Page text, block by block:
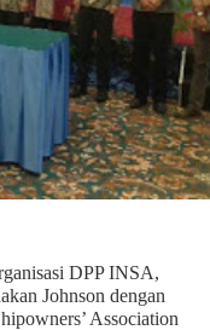
DPP INSA,
Johnson dengan
Association